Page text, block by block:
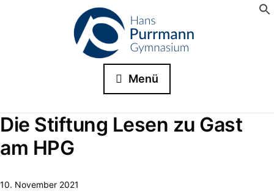
Menü
Die Stiftung Lesen zu Gast
am HPG
10. November 2021